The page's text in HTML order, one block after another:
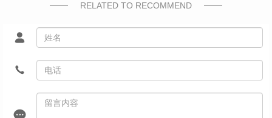
RELATED TO RECOMMEND